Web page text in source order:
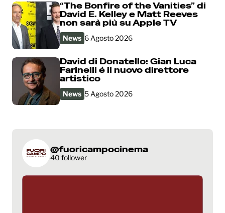
“The Bonfire of the Vanities” di
David E. Kelley e Matt Reeves
non sarà più su Apple TV
News 6 Agosto 2026
David di Donatello: Gian Luca
Farinelli è il nuovo direttore
artistico
News 5 Agosto 2026
@fuoricampocinema
40 follower